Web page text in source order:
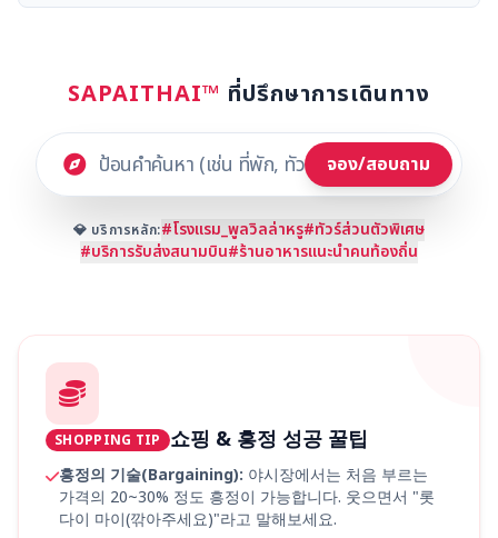
SAPAITHAI™ ที่ปรึกษาการเดินทาง
จอง/สอบถาม
💎 บริการหลัก:#โรงแรม_พูลวิลล่าหรู#ทัวร์ส่วนตัวพิเศษ
#บริการรับส่งสนามบิน#ร้านอาหารแนะนำคนท้องถิ่น
SHOPPING TIP 쇼핑 & 흥정 성공 꿀팁
흥정의 기술(Bargaining): 야시장에서는 처음 부르는
가격의 20~30% 정도 흥정이 가능합니다. 웃으면서 "롯
다이 마이(깎아주세요)"라고 말해보세요.